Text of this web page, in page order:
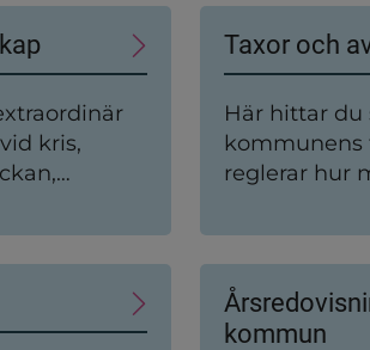
kris,
Taxor och
Här hittar
kommunens
reglerar hur
till exempel
lokaler.
kommun